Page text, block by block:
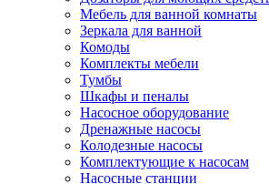
Мебель для ванной комнаты
Зеркала для ванной
Комоды
Комплекты мебели
Тумбы
Шкафы и пеналы
Насосное оборудование
Дренажные насосы
Колодезные насосы
Комплектующие к насосам
Насосные станции